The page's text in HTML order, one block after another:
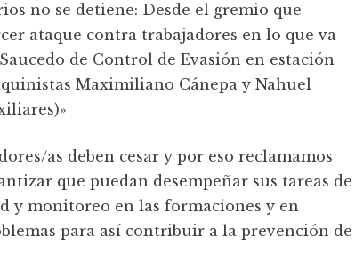
no se detiene: Desde el gremio que
ataque contra trabajadores en lo que va
de Control de Evasión en estación
Maximiliano Cánepa y Nahuel
as deben cesar y por eso reclamamos
que puedan desempeñar sus tareas de
y monitoreo en las formaciones y en
para así contribuir a la prevención de